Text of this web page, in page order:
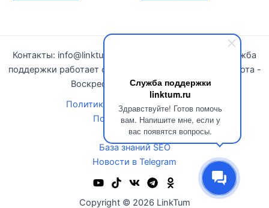
Служба поддержки
linktum.ru
Здравствуйте! Готов помочь
вам. Напишите мне, если у
вас появятся вопросы.
Контакты: info@linktum.ru | Telegram
| Служба
поддержки работает с 10:00 до 16:00. (Москва). Суббота -
Воскресенье - выходные дни.
Политики конфиденциальности
Политика возврата
Новости
База знаний SEO
Новости в Telegram
Copyright © 2026 LinkTum